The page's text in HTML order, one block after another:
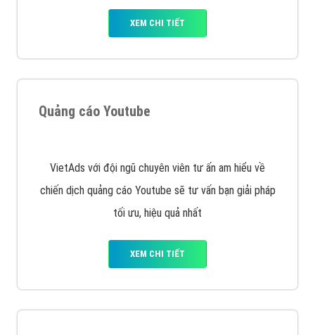
VietAds triển khai dịch vụ quảng cáo Banner Google
Display Network cho các khách hàng Doanh Nghiệp
muốn đặt Banner
Công ty SEO Website